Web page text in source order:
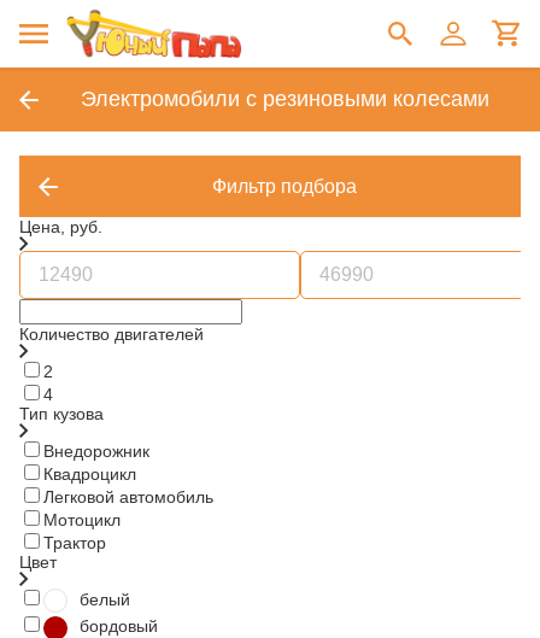
Электромобили с резиновыми колесами
Фильтр подбора
Цена, руб.
Количество двигателей
2
4
Тип кузова
Внедорожник
Квадроцикл
Легковой автомобиль
Мотоцикл
Трактор
Цвет
белый
бордовый